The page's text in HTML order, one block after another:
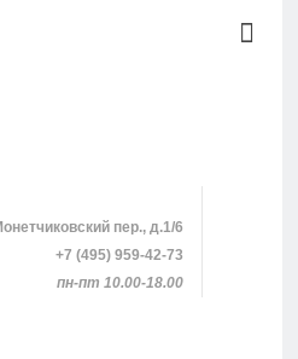
пер., д.1/6
+7 (495) 959-42-73
пн-пт 10.00-18.00